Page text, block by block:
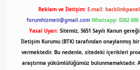
Reklam ve İletişim: E-mail:
forumhizmeti@gmail.com Whatsapp: 0262 606
Yasal Uyarı: Sitemiz, 5651 Sayılı Kanun
İletişim Kurumu (BTK) tarafından onaylanmış
vermektedir. Bu nedenle, sitedeki içerikleri
araştırma yükümlülüğümüz bulunmamaktadır.